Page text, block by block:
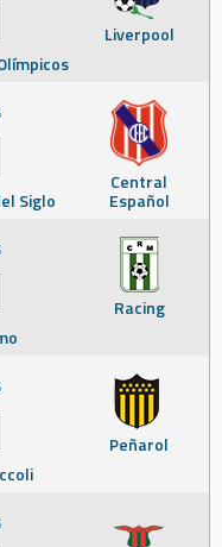
Liverpool
Central
Español
Siglo
Racing
Peñarol